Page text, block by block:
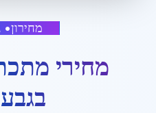
מחירון•
מחירי
ב